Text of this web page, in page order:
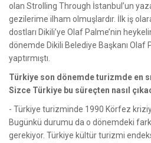
olan Strolling Through İstanbul’un
gezilerime ilham olmuşlardır. İlk iş
dostları Dikili’ye Olaf Palme’nin
dönemde Dikili Belediye Başkanı Olaf
yaptırmıştı.
Türkiye son dönemde turizmde en
Sizce Türkiye bu süreçten nasıl
- Türkiye turizminde 1990 Körfez
Bugünkü durumu da o dönemdeki
gerekiyor. Türkiye kültür turizmi